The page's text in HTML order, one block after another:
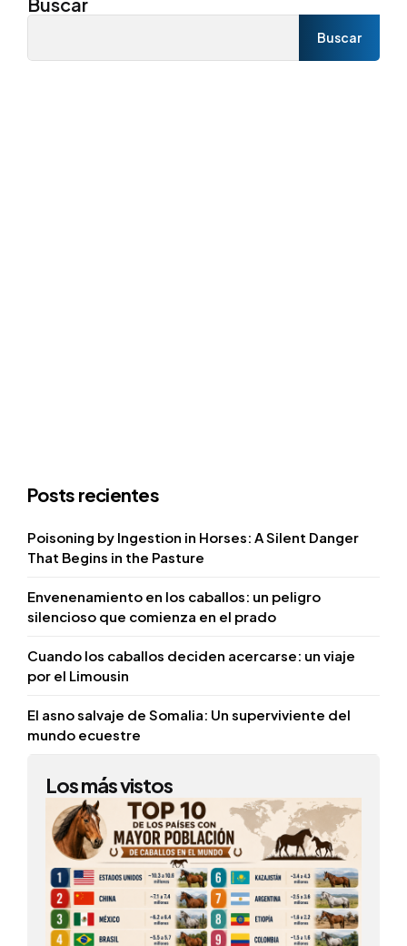
Buscar
Posts recientes
Poisoning by Ingestion in Horses: A Silent Danger
That Begins in the Pasture
Envenenamiento en los caballos: un peligro
silencioso que comienza en el prado
Cuando los caballos deciden acercarse: un viaje
por el Limousin
El asno salvaje de Somalia: Un superviviente del
mundo ecuestre
Los más vistos